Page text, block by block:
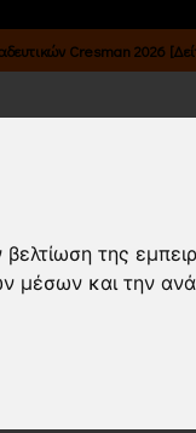
της
μέσων και την
Cresman 2026
ΒΡΥΣΕΣ-